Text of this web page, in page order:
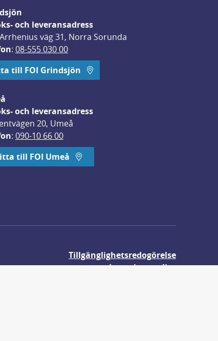
och leveransadress
väg 31, Norra Sorunda
: 08-555 030 00
till FOI Grindsjön
och leveransadress
20, Umeå
: 090-10 66 00
till FOI Umeå
Tillgänglighetsredogörelse
Integritetspolicy